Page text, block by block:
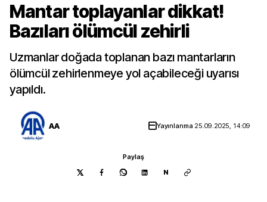
Mantar toplayanlar dikkat!
Bazıları ölümcül zehirli
Uzmanlar doğada toplanan bazı mantarların
ölümcül zehirlenmeye yol açabileceği uyarısı
yapıldı.
AA Yayınlanma 25.09.2025, 14:09
Paylaş
N